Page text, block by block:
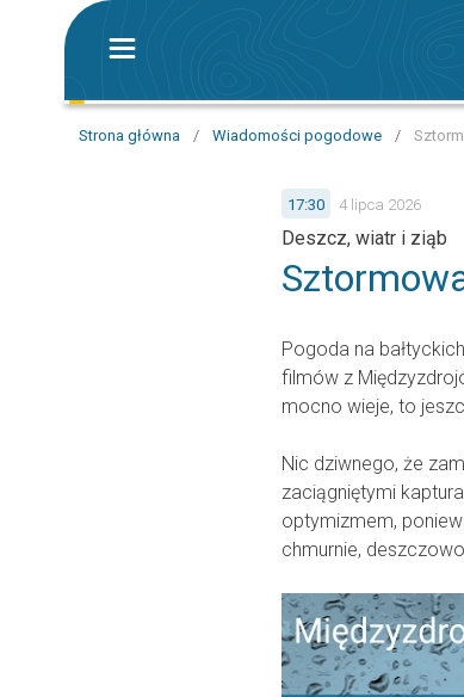
Strona główna / Wiadomości pogodowe /
17:30 4 lipca 2026
Deszcz, wiatr i ziąb
Pogoda na
filmów z
mocno wieje, to
Nic dziwnego, że
zaciągniętymi
optymizmem,
chmurnie,